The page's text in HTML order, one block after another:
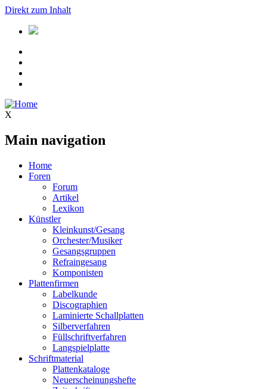
Direkt zum Inhalt
X
Main navigation
Home
Foren
Forum
Artikel
Lexikon
Künstler
Kleinkunst/Gesang
Orchester/Musiker
Gesangsgruppen
Refraingesang
Komponisten
Plattenfirmen
Labelkunde
Discographien
Laminierte Schallplatten
Silberverfahren
Füllschriftverfahren
Langspielplatte
Schriftmaterial
Plattenkataloge
Neuerscheinungshefte